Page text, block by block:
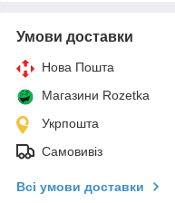
Умови доставки
Нова Пошта
Магазини Rozetka
Укрпошта
Самовивіз
Всі умови доставки